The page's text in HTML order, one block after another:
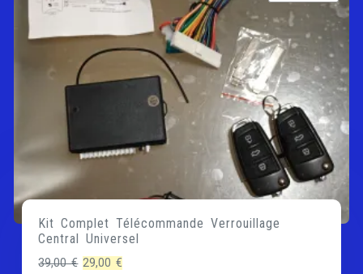
Note 5.00
Kit Complet Télécommande Verrouillage
Central Universel
39,00€ Le
29,00€